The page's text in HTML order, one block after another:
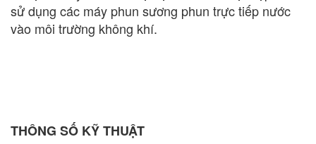
sử dụng các máy phun sương phun trực tiếp nước
vào môi trường không khí.
THÔNG SỐ KỸ THUẬT